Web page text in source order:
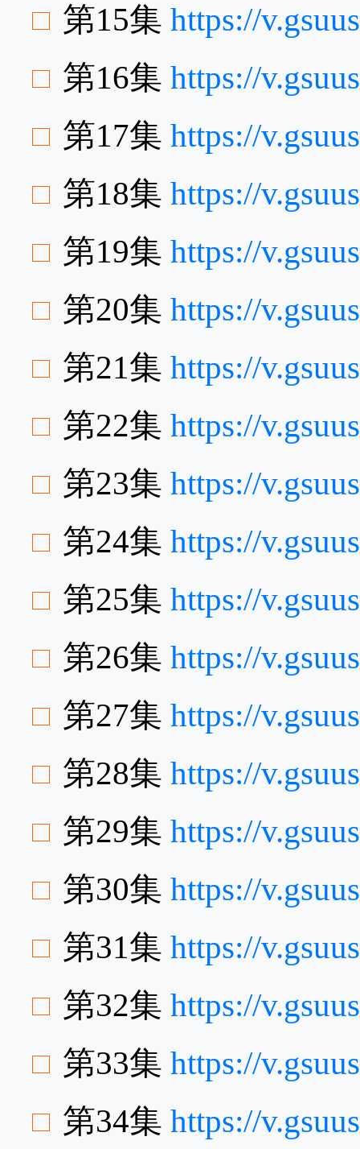
第15集 https://
第16集 https://
第17集 https://
第18集 https://
第19集 https://
第20集 https://
第21集 https://
第22集 https://
第23集 https://
第24集 https://
第25集 https://
第26集 https://
第27集 https://
第28集 https://
第29集 https://
第30集 https://
第31集 https://
第32集 https://
第33集 https://
第34集 https://